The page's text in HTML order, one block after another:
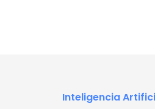
Inteligencia